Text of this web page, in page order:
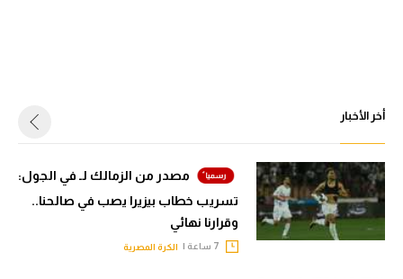
أخر الأخبار
مصدر من الزمالك لـ في الجول:
تسريب خطاب بيزيرا يصب في صالحنا..
وقرارنا نهائي
الكرة المصرية